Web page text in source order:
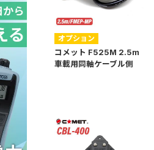
オプション
コメット F525M 2.5m
車載用同軸ケーブル側